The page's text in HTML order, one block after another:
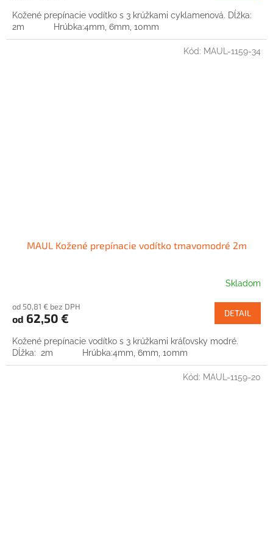
Kožené prepínacie vodítko s 3 krúžkami cyklamenová. Dĺžka:
2m Hrúbka:4mm, 6mm, 10mm
MAUL Kožené prepínacie vodítko tmavomodré 2m
Skladom
od 50,81 € bez DPH
od 62,50 € DETAIL
Kožené prepínacie vodítko s 3 krúžkami kráľovsky modré.
Dĺžka: 2m Hrúbka:4mm, 6mm, 10mm
Kód: MAUL-1159-34
Kód: MAUL-1159-20